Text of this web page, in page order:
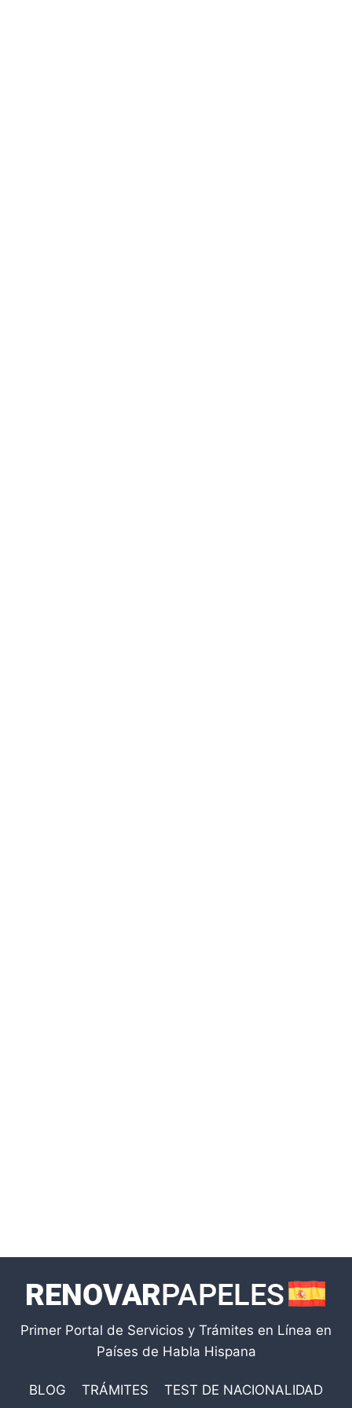
Primer Portal de Servicios y Trámites en Línea en
Países de Habla Hispana
BLOG TRÁMITES TEST DE NACIONALIDAD